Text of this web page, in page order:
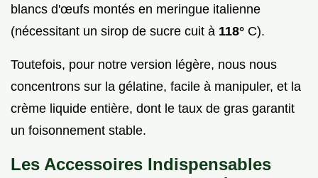
blancs d'œufs montés en meringue italienne
(nécessitant un sirop de sucre cuit à 118° C).
Toutefois, pour notre version légère, nous nous
concentrons sur la gélatine, facile à manipuler, et la
crème liquide entière, dont le taux de gras garantit
un foisonnement stable.
Les Accessoires Indispensables